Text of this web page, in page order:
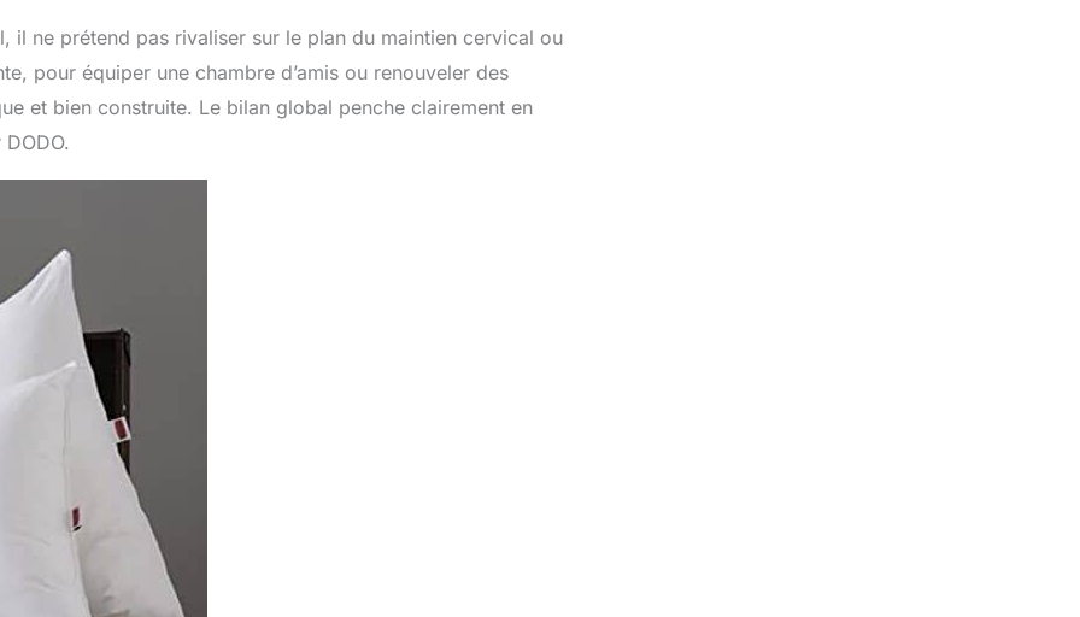
il ne prétend pas rivaliser sur le plan du maintien cervical ou
pour équiper une chambre d’amis ou renouveler des
et bien construite. Le bilan global penche clairement en